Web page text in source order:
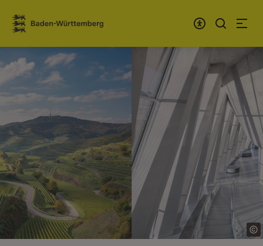
Zum Inhalt springen
Link zur Startseite